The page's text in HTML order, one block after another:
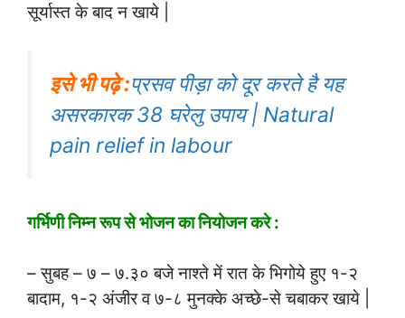
सूर्यास्त के बाद न खाये |
इसे भी पढ़े :प्रसव पीड़ा को दूर करते है यह
असरकारक 38 घरेलु उपाय | Natural
pain relief in labour
गर्भिणी निम्न रूप से भोजन का नियोजन करे :
– सुबह – ७ – ७.३० बजे नाश्ते में रात के भिगोये हुए १-२
बादाम, १-२ अंजीर व ७-८ मुनक्के अच्छे-से चबाकर खाये |